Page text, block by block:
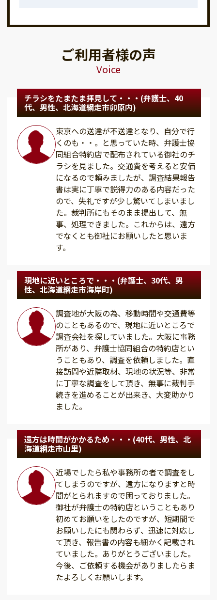
ご利用者様の声
Voice
チラシをたまたま拝見して・・・(弁護士、40
代、男性、北海道網走市卯原内)
東京への送達が不送達となり、自分で行
くのも・・。と思っていた時、弁護士協
同組合特約店で配布されている御社のチ
ラシを見ました。交通費を考えると安価
になるので頼みましたが、調査結果報告
書は実に丁寧で説得力のある内容だった
ので、失礼ですが少し驚いてしまいまし
た。裁判所にもそのまま提出して、無
事、処理できました。これからは、遠方
でなくとも御社にお願いしたと思いま
す。
現地に近いところで・・・(弁護士、30代、男
性、北海道網走市海岸町)
調査地が大阪の為、移動時間や交通費等
のこともあるので、現地に近いところで
調査会社を探していました。大阪に事務
所があり、弁護士協同組合の特約店とい
うこともあり、調査を依頼しました。直
接訪問や近隣取材、現地の状況等、非常
に丁寧な調査をして頂き、無事に裁判手
続きを進めることが出来き、大変助かり
ました。
遠方は時間がかかるため・・・(40代、男性、北
海道網走市山里)
近場でしたら私や事務所の者で調査をし
てしまうのですが、遠方になりますと時
間がとられますので困っておりました。
御社が弁護士の特約店ということもあり
初めてお願いをしたのですが、短期間で
お願いしたにも関わらず、迅速に対応し
て頂き、報告書の内容も細かく記載され
ていました。ありがとうございました。
今後、ご依頼する機会がありましたらま
たよろしくお願いします。